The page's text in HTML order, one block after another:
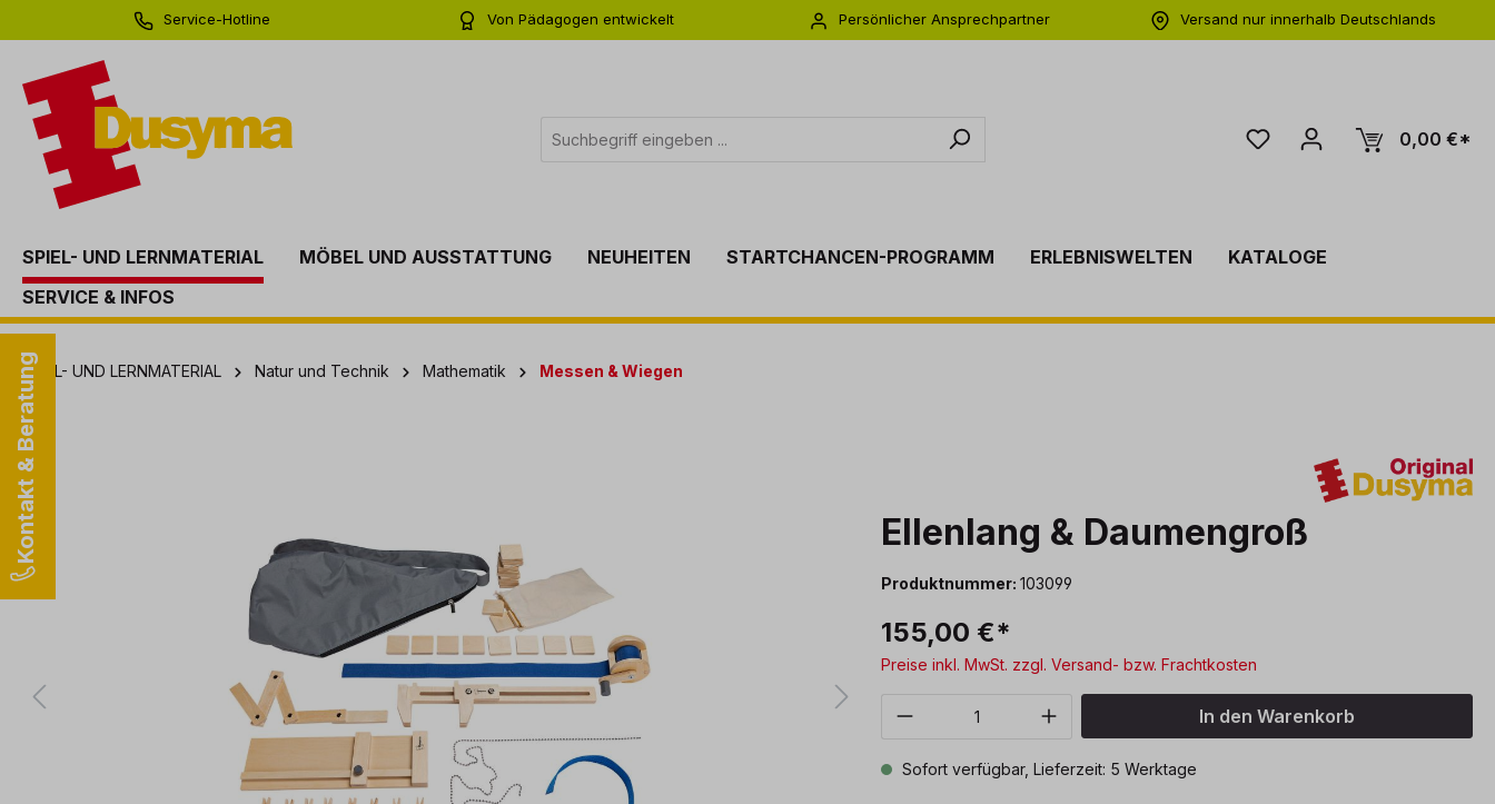
Zur Hauptnavigation springen
Service-Hotline
Von Pädagogen entwickelt
Persönlicher Ansprechpartner
Versand nur innerhalb Deutschlands
0,00 €*
SPIEL- UND LERNMATERIAL MÖBEL UND AUSSTATTUNG NEUHEITEN STARTCHANCEN-PROGRAMM ERLEBNISWELTEN
KATALOGE
SERVICE & INFOS
Kontakt & Beratung
SPIEL- UND LERNMATERIAL Natur und Technik Mathematik Messen & Wiegen
Bildergalerie überspringen
Ellenlang & Daumengroß
Produktnummer:103099
155,00 €*
Preise inkl. MwSt. zzgl. Versand- bzw. Frachtkosten
Produkt Anzahl: Gib den gewünschten Wert
In den Warenkorb
Sofort verfügbar, Lieferzeit: 5 Werktage